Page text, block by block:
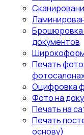
Брошюровка
документов
Печать
Оцифровка
Фото на
Печать на
Печать
основу)